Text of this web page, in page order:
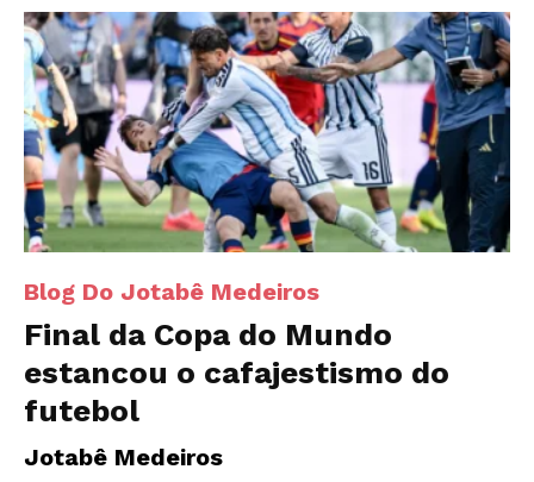
Blog Do Jotabê Medeiros
Final da Copa do Mundo
estancou o cafajestismo do
futebol
Jotabê Medeiros